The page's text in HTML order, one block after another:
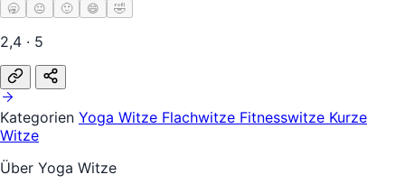
🥱 😐 🙂 😄 🤣
2,4 · 5
Kategorien Yoga Witze Flachwitze Fitnesswitze Kurze
Witze
Über Yoga Witze